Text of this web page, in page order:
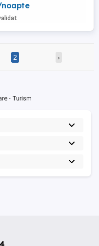
dispune de 5 camere
fiecare cu baie proprie și
noapte
2 ›
- Turism